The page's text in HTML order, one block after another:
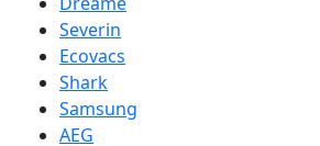
Severin
Ecovacs
Shark
Samsung
AEG